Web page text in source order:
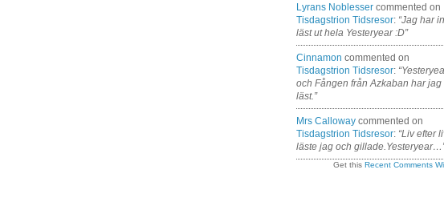
Lyrans Noblesser commented on
Tisdagstrion Tidsresor: “Jag har
läst ut hela Yesteryear :D”
Cinnamon commented on
Tisdagstrion Tidsresor:
och Fången från Azkaban har jag
läst.”
Mrs Calloway commented on
Tisdagstrion Tidsresor: “Liv efter
läste jag och
Get this Recent Comments